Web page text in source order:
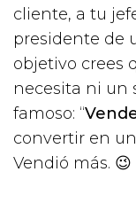
cliente, a tu
presidente de
objetivo crees
necesita ni un
famoso: “
convertir en
Vendió más. 😉